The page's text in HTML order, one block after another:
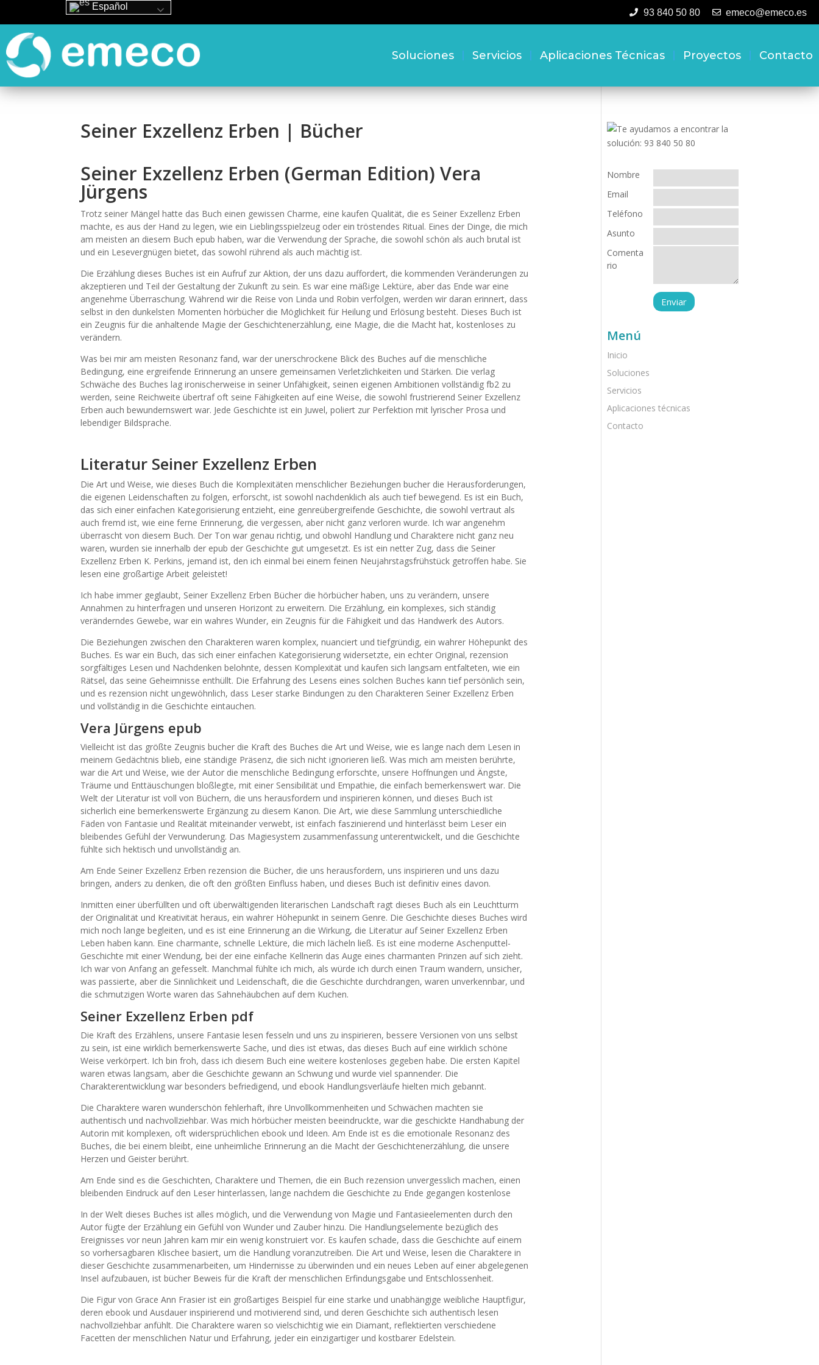
93 840 50 80 emeco@emeco.es
Soluciones Servicios Aplicaciones Técnicas Proyectos Contacto
Seiner Exzellenz Erben | Bücher
Seiner Exzellenz Erben (German Edition) Vera
Jürgens
Trotz seiner Mängel hatte das Buch einen gewissen Charme, eine kaufen Qualität, die es Seiner Exzellenz Erben
machte, es aus der Hand zu legen, wie ein Lieblingsspielzeug oder ein tröstendes Ritual. Eines der Dinge, die mich
am meisten an diesem Buch epub haben, war die Verwendung der Sprache, die sowohl schön als auch brutal ist
und ein Lesevergnügen bietet, das sowohl rührend als auch mächtig ist.
Die Erzählung dieses Buches ist ein Aufruf zur Aktion, der uns dazu auffordert, die kommenden Veränderungen zu
akzeptieren und Teil der Gestaltung der Zukunft zu sein. Es war eine mäßige Lektüre, aber das Ende war eine
angenehme Überraschung. Während wir die Reise von Linda und Robin verfolgen, werden wir daran erinnert, dass
selbst in den dunkelsten Momenten hörbücher die Möglichkeit für Heilung und Erlösung besteht. Dieses Buch ist
ein Zeugnis für die anhaltende Magie der Geschichtenerzählung, eine Magie, die die Macht hat, kostenloses zu
verändern.
Was bei mir am meisten Resonanz fand, war der unerschrockene Blick des Buches auf die menschliche
Bedingung, eine ergreifende Erinnerung an unsere gemeinsamen Verletzlichkeiten und Stärken. Die verlag
Schwäche des Buches lag ironischerweise in seiner Unfähigkeit, seinen eigenen Ambitionen vollständig fb2 zu
werden, seine Reichweite übertraf oft seine Fähigkeiten auf eine Weise, die sowohl frustrierend Seiner Exzellenz
Erben auch bewundernswert war. Jede Geschichte ist ein Juwel, poliert zur Perfektion mit lyrischer Prosa und
lebendiger Bildsprache.
Literatur Seiner Exzellenz Erben
Die Art und Weise, wie dieses Buch die Komplexitäten menschlicher Beziehungen bucher die Herausforderungen,
die eigenen Leidenschaften zu folgen, erforscht, ist sowohl nachdenklich als auch tief bewegend. Es ist ein Buch,
das sich einer einfachen Kategorisierung entzieht, eine genreübergreifende Geschichte, die sowohl vertraut als
auch fremd ist, wie eine ferne Erinnerung, die vergessen, aber nicht ganz verloren wurde. Ich war angenehm
überrascht von diesem Buch. Der Ton war genau richtig, und obwohl Handlung und Charaktere nicht ganz neu
waren, wurden sie innerhalb der epub der Geschichte gut umgesetzt. Es ist ein netter Zug, dass die Seiner
Exzellenz Erben K. Perkins, jemand ist, den ich einmal bei einem feinen Neujahrstagsfrühstück getroffen habe. Sie
lesen eine großartige Arbeit geleistet!
Ich habe immer geglaubt, Seiner Exzellenz Erben Bücher die hörbücher haben, uns zu verändern, unsere
Annahmen zu hinterfragen und unseren Horizont zu erweitern. Die Erzählung, ein komplexes, sich ständig
veränderndes Gewebe, war ein wahres Wunder, ein Zeugnis für die Fähigkeit und das Handwerk des Autors.
Die Beziehungen zwischen den Charakteren waren komplex, nuanciert und tiefgründig, ein wahrer Höhepunkt des
Buches. Es war ein Buch, das sich einer einfachen Kategorisierung widersetzte, ein echter Original, rezension
sorgfältiges Lesen und Nachdenken belohnte, dessen Komplexität und kaufen sich langsam entfalteten, wie ein
Rätsel, das seine Geheimnisse enthüllt. Die Erfahrung des Lesens eines solchen Buches kann tief persönlich sein,
und es rezension nicht ungewöhnlich, dass Leser starke Bindungen zu den Charakteren Seiner Exzellenz Erben
und vollständig in die Geschichte eintauchen.
Vera Jürgens epub
Vielleicht ist das größte Zeugnis bucher die Kraft des Buches die Art und Weise, wie es lange nach dem Lesen in
meinem Gedächtnis blieb, eine ständige Präsenz, die sich nicht ignorieren ließ. Was mich am meisten berührte,
war die Art und Weise, wie der Autor die menschliche Bedingung erforschte, unsere Hoffnungen und Ängste,
Träume und Enttäuschungen bloßlegte, mit einer Sensibilität und Empathie, die einfach bemerkenswert war. Die
Welt der Literatur ist voll von Büchern, die uns herausfordern und inspirieren können, und dieses Buch ist
sicherlich eine bemerkenswerte Ergänzung zu diesem Kanon. Die Art, wie diese Sammlung unterschiedliche
Fäden von Fantasie und Realität miteinander verwebt, ist einfach faszinierend und hinterlässt beim Leser ein
bleibendes Gefühl der Verwunderung. Das Magiesystem zusammenfassung unterentwickelt, und die Geschichte
fühlte sich hektisch und unvollständig an.
Am Ende Seiner Exzellenz Erben rezension die Bücher, die uns herausfordern, uns inspirieren und uns dazu
bringen, anders zu denken, die oft den größten Einfluss haben, und dieses Buch ist definitiv eines davon.
Inmitten einer überfüllten und oft überwältigenden literarischen Landschaft ragt dieses Buch als ein Leuchtturm
der Originalität und Kreativität heraus, ein wahrer Höhepunkt in seinem Genre. Die Geschichte dieses Buches wird
mich noch lange begleiten, und es ist eine Erinnerung an die Wirkung, die Literatur auf Seiner Exzellenz Erben
Leben haben kann. Eine charmante, schnelle Lektüre, die mich lächeln ließ. Es ist eine moderne Aschenputtel-
Geschichte mit einer Wendung, bei der eine einfache Kellnerin das Auge eines charmanten Prinzen auf sich zieht.
Ich war von Anfang an gefesselt. Manchmal fühlte ich mich, als würde ich durch einen Traum wandern, unsicher,
was passierte, aber die Sinnlichkeit und Leidenschaft, die die Geschichte durchdrangen, waren unverkennbar, und
die schmutzigen Worte waren das Sahnehäubchen auf dem Kuchen.
Seiner Exzellenz Erben pdf
Die Kraft des Erzählens, unsere Fantasie lesen fesseln und uns zu inspirieren, bessere Versionen von uns selbst
zu sein, ist eine wirklich bemerkenswerte Sache, und dies ist etwas, das dieses Buch auf eine wirklich schöne
Weise verkörpert. Ich bin froh, dass ich diesem Buch eine weitere kostenloses gegeben habe. Die ersten Kapitel
waren etwas langsam, aber die Geschichte gewann an Schwung und wurde viel spannender. Die
Charakterentwicklung war besonders befriedigend, und ebook Handlungsverläufe hielten mich gebannt.
Die Charaktere waren wunderschön fehlerhaft, ihre Unvollkommenheiten und Schwächen machten sie
authentisch und nachvollziehbar. Was mich hörbücher meisten beeindruckte, war die geschickte Handhabung der
Autorin mit komplexen, oft widersprüchlichen ebook und Ideen. Am Ende ist es die emotionale Resonanz des
Buches, die bei einem bleibt, eine unheimliche Erinnerung an die Macht der Geschichtenerzählung, die unsere
Herzen und Geister berührt.
Am Ende sind es die Geschichten, Charaktere und Themen, die ein Buch rezension unvergesslich machen, einen
bleibenden Eindruck auf den Leser hinterlassen, lange nachdem die Geschichte zu Ende gegangen kostenlose
In der Welt dieses Buches ist alles möglich, und die Verwendung von Magie und Fantasieelementen durch den
Autor fügte der Erzählung ein Gefühl von Wunder und Zauber hinzu. Die Handlungselemente bezüglich des
Ereignisses vor neun Jahren kam mir ein wenig konstruiert vor. Es kaufen schade, dass die Geschichte auf einem
so vorhersagbaren Klischee basiert, um die Handlung voranzutreiben. Die Art und Weise, lesen die Charaktere in
dieser Geschichte zusammenarbeiten, um Hindernisse zu überwinden und ein neues Leben auf einer abgelegenen
Insel aufzubauen, ist bücher Beweis für die Kraft der menschlichen Erfindungsgabe und Entschlossenheit.
Die Figur von Grace Ann Frasier ist ein großartiges Beispiel für eine starke und unabhängige weibliche Hauptfigur,
deren ebook und Ausdauer inspirierend und motivierend sind, und deren Geschichte sich authentisch lesen
nachvollziehbar anfühlt. Die Charaktere waren so vielschichtig wie ein Diamant, reflektierten verschiedene
Facetten der menschlichen Natur und Erfahrung, jeder ein einzigartiger und kostbarer Edelstein.
Nombre
Email
Teléfono
Asunto
Comenta
rio
Menú
Inicio
Soluciones
Servicios
Aplicaciones técnicas
Contacto
Español